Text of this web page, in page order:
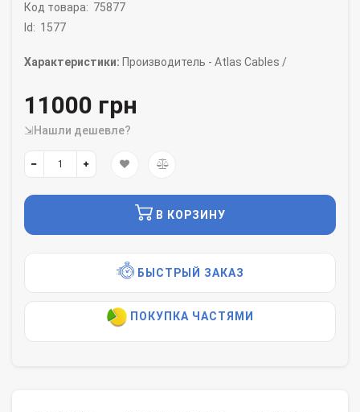
Код товара: 75877
Id: 1577
Характеристики: Производитель - Atlas Cables /
11000 грн
⇲Нашли дешевле?
В КОРЗИНУ
БЫСТРЫЙ ЗАКАЗ
ПОКУПКА ЧАСТЯМИ